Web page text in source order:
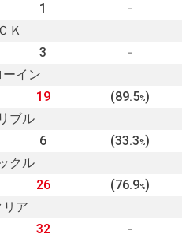
1
-
ＣＫ
3
-
ーイン
19 (89.5%)
ブル
6 (33.3%)
クル
26 (76.9%)
リア
32
-